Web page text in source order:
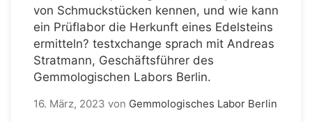
von Schmuckstücken kennen, und wie kann
ein Prüflabor die Herkunft eines Edelsteins
ermitteln? testxchange sprach mit Andreas
Stratmann, Geschäftsführer des
Gemmologischen Labors Berlin.
16. März, 2023 von Gemmologisches Labor Berlin